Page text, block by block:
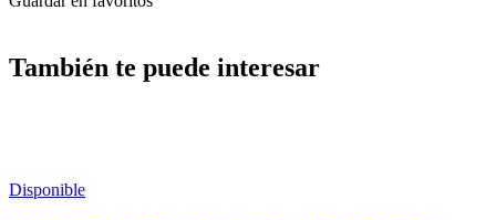
También te puede interesar
Disponible